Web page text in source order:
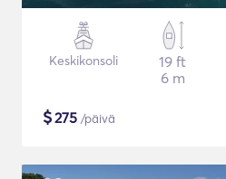
Keskikonsoli
19 ft
6 m
$275 /päivä